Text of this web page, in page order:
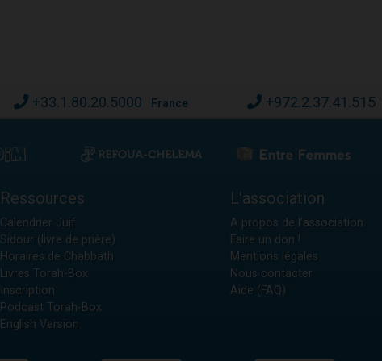
+33.1.80.20.5000 France +972.2.37.41.515
Ressources
Calendrier Juif
Sidour (livre de prière)
Horaires de Chabbath
Livres Torah-Box
Inscription
Podcast Torah-Box
English Version
L'association
A propos de l'association
Faire un don !
Mentions légales
Nous contacter
Aide (FAQ)